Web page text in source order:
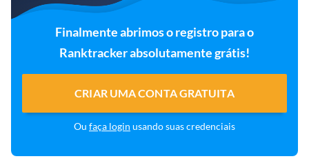
Finalmente abrimos o registro para o
Ranktracker absolutamente grátis!
CRIAR UMA CONTA GRATUITA
Ou faça login usando suas credenciais